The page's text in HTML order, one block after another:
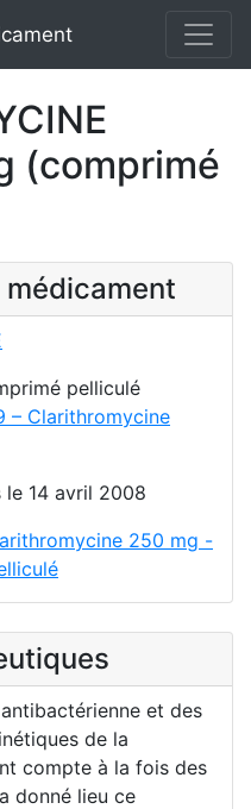
(comprimé
pelliculé
– Clarithromycine
le 14 avril 2008
250 mg -
et des
de la
compte à la fois des
donné lieu ce